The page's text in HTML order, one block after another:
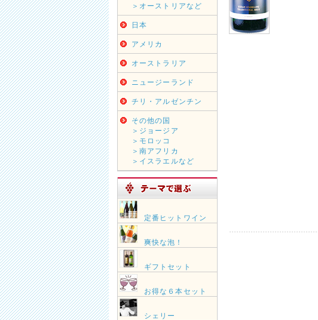
＞オーストリアなど
日本
アメリカ
オーストラリア
ニュージーランド
チリ・アルゼンチン
その他の国
＞ジョージア
＞モロッコ
＞南アフリカ
＞イスラエルなど
定番ヒットワイン
爽快な泡！
ギフトセット
お得な６本セット
シェリー